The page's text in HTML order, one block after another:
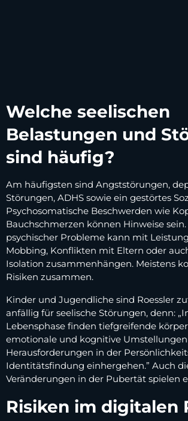
Welche seelischen
Belastungen und
sind häufig?
Am häufigsten sind Angststörungen,
Störungen, ADHS sowie ein gestörtes
Psychosomatische Beschwerden wie
Bauchschmerzen können Hinweise
psychischer Probleme kann mit
Mobbing, Konflikten mit Eltern oder
Isolation zusammenhängen. Meistens
Risiken zusammen.
Kinder und Jugendliche sind Roessler
anfällig für seelische Störungen, denn:
Lebensphase finden tiefgreifende
emotionale und kognitive
Herausforderungen in der
Identitätsfindung einhergehen.” Auch
Veränderungen in der Pubertät spielen
Risiken im digitalen